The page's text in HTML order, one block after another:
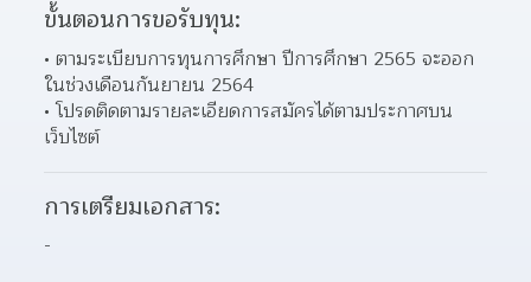
ขั้นตอนการขอรับทุน:
ตามระเบียบการทุนการศึกษา ปีการศึกษา 2565 จะออก
ในช่วงเดือนกันยายน 2564
โปรดติดตามรายละเอียดการสมัครได้ตามประกาศบน
เว็บไซต์
การเตรียมเอกสาร:
-